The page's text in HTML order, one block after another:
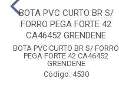
BOTA PVC CURTO BR S/
FORRO PEGA FORTE 42
CA46452 GRENDENE
BOTA PVC CURTO BR S/ FORRO
PEGA FORTE 42 CA46452
GRENDENE
Código: 4530